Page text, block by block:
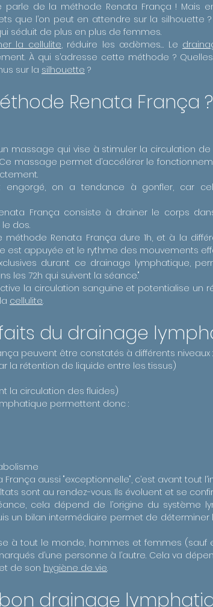
de la méthode Renata França ! Mais
que l’on peut en attendre sur la silhouette
séduit de plus en plus de femmes.
la cellulite, réduire les œdèmes… Le
À qui s’adresse cette méthode ?
sur la silhouette ?
Renata França ?
massage qui vise à stimuler la circulation
massage permet d’accélérer le
engorgé, on a tendance à gonfler, car
França consiste à drainer le corps
dos.
Renata França dure 1h, et à la
est appuyée et le rythme des mouvements
durant ce drainage lymphatique,
les 72h qui suivent la séance."
la circulation sanguine et potentialise un
cellulite.
du drainage
peuvent être constatés à différents niveaux :
la rétention de liquide entre les tissus)
la circulation des fluides)
permettent donc :
aussi "exceptionnelle", c’est avant tout
sont au rendez-vous. Ils évoluent et se
cela dépend de l’origine du système
un bilan intermédiaire permet de
à tout le monde, hommes et femmes
d’une personne à l’autre. Cela va
de son hygiène de vie.
drainage